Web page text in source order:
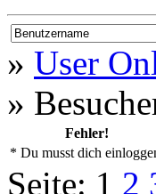
» User
»
Fehler!
* Du musst dich
Seite: 1 2